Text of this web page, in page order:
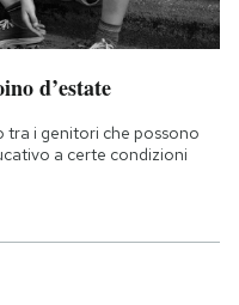
d’estate
tra i genitori che possono
a certe condizioni